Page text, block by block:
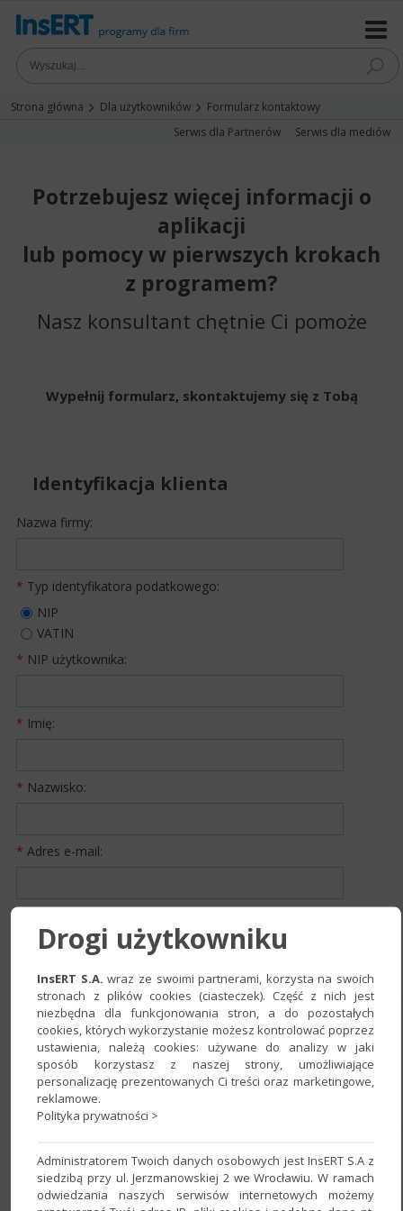
Strona główna Dla użytkowników
Formularz kontaktowy
Serwis dla Partnerów
Serwis dla mediów
Potrzebujesz więcej informacji o
aplikacji
lub pomocy w pierwszych krokach
z programem?
Nasz konsultant chętnie Ci pomoże
Wypełnij formularz, skontaktujemy się z Tobą
Identyfikacja klienta
Nazwa firmy:
* Typ identyfikatora podatkowego:
NIP
VATIN
* NIP użytkownika:
* Imię:
* Nazwisko:
* Adres e-mail:
Wiadomość:
Zgoda na przetwarzanie danych
Drogi użytkowniku
InsERT S.A. wraz ze swoimi partnerami, korzysta na swoich
stronach z plików cookies (ciasteczek). Część z nich jest
niezbędna dla funkcjonowania stron, a do pozostałych
cookies, których wykorzystanie możesz kontrolować poprzez
ustawienia, należą cookies: używane do analizy w jaki
sposób korzystasz z naszej strony, umożliwiające
personalizację prezentowanych Ci treści oraz marketingowe,
reklamowe.
Polityka prywatności >
Administratorem Twoich danych osobowych jest InsERT S.A z
siedzibą przy ul. Jerzmanowskiej 2 we Wrocławiu. W ramach
odwiedzania naszych serwisów internetowych możemy